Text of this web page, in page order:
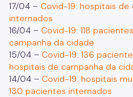
17/04 – Covid-19: hospitais
internados
16/04 – Covid-19: 118
campanha da cidade
15/04 – Covid-19: 136
hospitais de campanha da
14/04 – Covid-19: hospitais
130 pacientes internados